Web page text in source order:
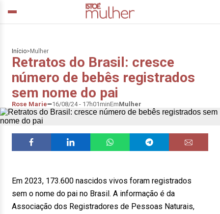
Início> Mulher
Retratos do Brasil: cresce
número de bebês registrados
sem nome do pai
Rose Marie 16/08/24 - 17h01minEmMulher
Em 2023, 173.600 nascidos vivos foram registrados
sem o nome do pai no Brasil. A informação é da
Associação dos Registradores de Pessoas Naturais,